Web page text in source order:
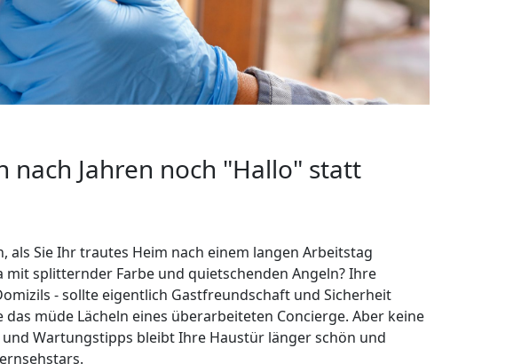
nach Jahren noch "Hallo" statt
als Sie Ihr trautes Heim nach einem langen Arbeitstag
mit splitternder Farbe und quietschenden Angeln? Ihre
- sollte eigentlich Gastfreundschaft und Sicherheit
müde Lächeln eines überarbeiteten Concierge. Aber keine
Wartungstipps bleibt Ihre Haustür länger schön und